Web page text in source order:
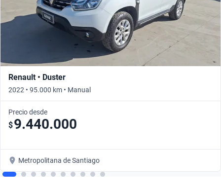
Renault • Duster
2022 • 95.000 km • Manual
Precio desde
$9.440.000
Metropolitana de Santiago